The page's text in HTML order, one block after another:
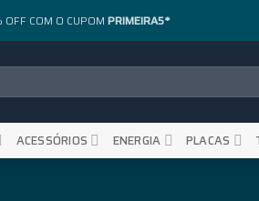
COM O CUPOM PRIMEIRA5*
ACESSÓRIOS ENERGIA PLACAS